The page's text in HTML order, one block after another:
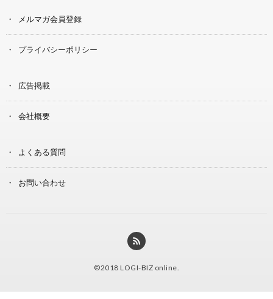
メルマガ会員登録
プライバシーポリシー
広告掲載
会社概要
よくある質問
お問い合わせ
©2018 LOGI-BIZ online